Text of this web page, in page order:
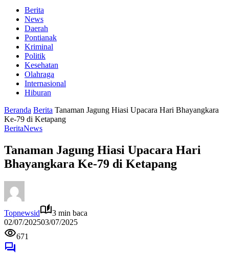
Berita
News
Daerah
Pontianak
Kriminal
Politik
Kesehatan
Olahraga
Internasional
Hiburan
Beranda Berita Tanaman Jagung Hiasi Upacara Hari Bhayangkara
Ke-79 di Ketapang
BeritaNews
Tanaman Jagung Hiasi Upacara Hari
Bhayangkara Ke-79 di Ketapang
Topnewsid
3 min baca
02/07/202503/07/2025
671